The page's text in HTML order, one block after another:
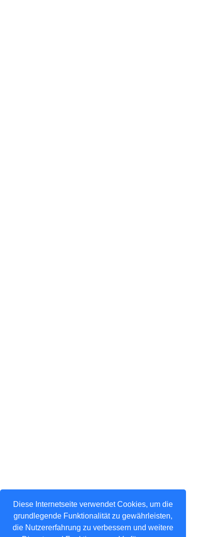
Diese Internetseite verwendet Cookies, um die
grundlegende Funktionalität zu gewährleisten,
die Nutzererfahrung zu verbessern und weitere